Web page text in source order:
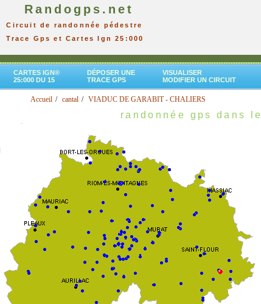
Randogps.net
Circuit de randonnée pédestre
Trace Gps et Cartes Ign 25:000
CARTES IGN®
25:000 DU 15
DÉPOSER UNE
TRACE GPS
VISUALISER
MODIFIER UN CIRCUIT
Accueil cantal VIADUC DE GARABIT - CHALIERS
randonnée gps dans